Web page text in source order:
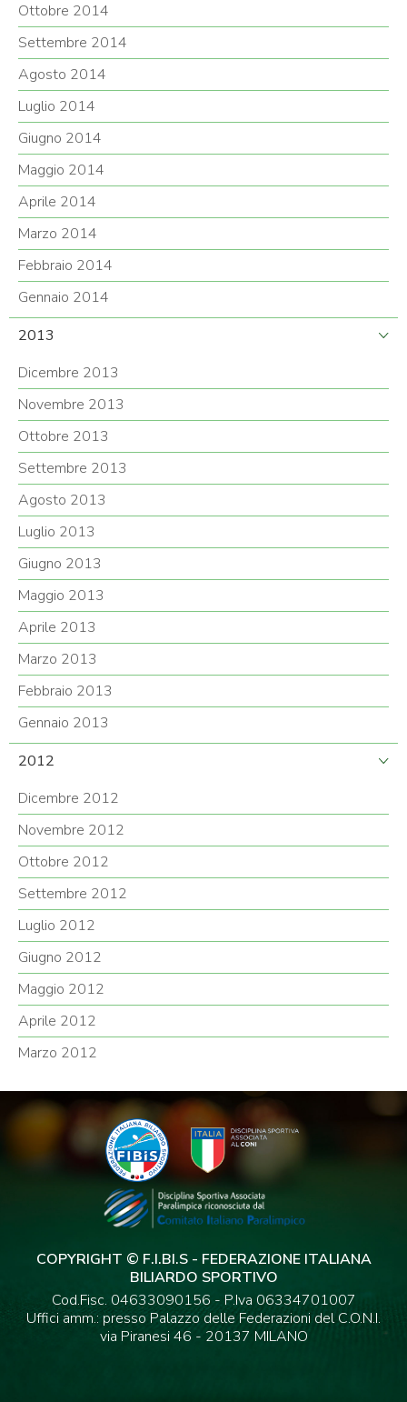
Ottobre 2014
Settembre 2014
Agosto 2014
Luglio 2014
Giugno 2014
Maggio 2014
Aprile 2014
Marzo 2014
Febbraio 2014
Gennaio 2014
2013
Dicembre 2013
Novembre 2013
Ottobre 2013
Settembre 2013
Agosto 2013
Luglio 2013
Giugno 2013
Maggio 2013
Aprile 2013
Marzo 2013
Febbraio 2013
Gennaio 2013
2012
Dicembre 2012
Novembre 2012
Ottobre 2012
Settembre 2012
Luglio 2012
Giugno 2012
Maggio 2012
Aprile 2012
Marzo 2012
COPYRIGHT © F.I.BI.S - FEDERAZIONE ITALIANA
BILIARDO SPORTIVO
Cod.Fisc. 04633090156 - P.Iva 06334701007
Uffici amm.: presso Palazzo delle Federazioni del C.O.N.I.
via Piranesi 46 - 20137 MILANO